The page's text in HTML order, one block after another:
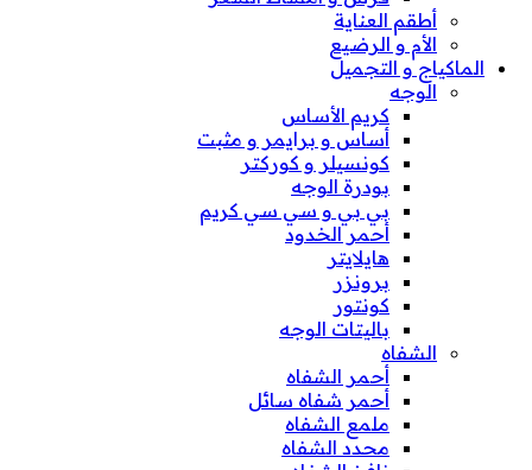
أطقم العناية
الأم و الرضيع
الماكياج و التجميل
الوجه
كريم الأساس
أساس و برايمر و مثبت
كونسيلر و كوركتر
بودرة الوجه
بي بي و سي سي كريم
أحمر الخدود
هايلايتر
برونزر
كونتور
باليتات الوجه
الشفاه
أحمر الشفاه
أحمر شفاه سائل
ملمع الشفاه
محدد الشفاه